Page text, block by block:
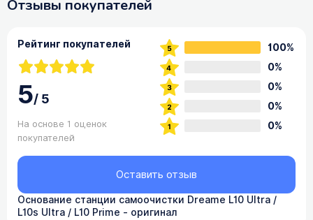
Отзывы покупателей
Рейтинг покупателей
5/5
На основе 1 оценок
покупателей
100%
0%
0%
0%
0%
Основание станции самоочистки Dreame L10 Ultra /
L10s Ultra / L10 Prime - оригинал
Оставить отзыв